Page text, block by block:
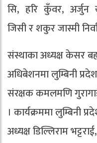
सि, हरि कुँवर, अर्जुन
जिसी र शकुर जास्मी
संस्थाका अध्यक्ष केसर
अधिबेशनमा लुम्बिनी
संरक्षक कमलमणि
। कार्यक्रममा लुम्बिनी
अध्यक्ष डिल्लिराम